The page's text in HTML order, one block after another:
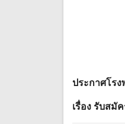
ประกาศโร
เรื่อง รับสมั